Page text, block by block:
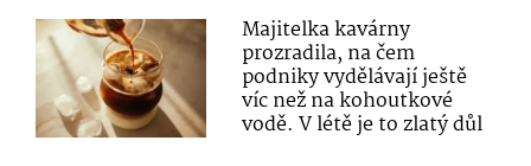
Majitelka kavárny
prozradila, na čem
podniky vydělávají ještě
víc než na kohoutkové
vodě. V létě je to zlatý důl